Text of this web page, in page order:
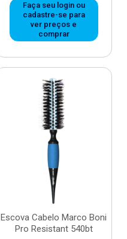
Faça seu login ou
cadastre-se para
ver preços e
comprar
Escova Cabelo Marco Boni
Pro Resistant 540bt